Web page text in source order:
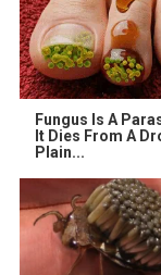
Fungus Is A
It Dies From A
Plain...